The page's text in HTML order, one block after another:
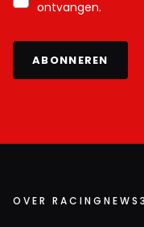
ontvangen.
ABONNEREN
OVER